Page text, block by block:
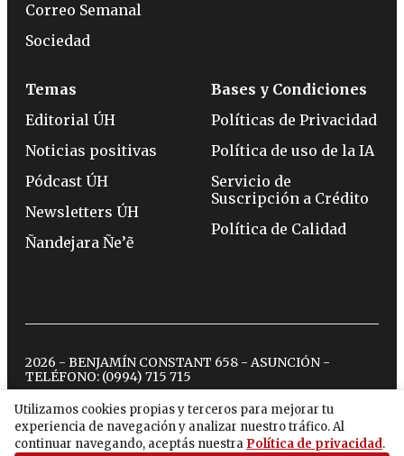
Utilizamos cookies propias y terceros para mejorar tu
experiencia de navegación y analizar nuestro tráfico. Al
continuar navegando, aceptás nuestra Política de privacidad.
Correo Semanal
Sociedad
Temas
Editorial ÚH
Noticias positivas
Pódcast ÚH
Newsletters ÚH
Ñandejara Ñe’ẽ
Bases y Condiciones
Políticas de Privacidad
Política de uso de la IA
Servicio de
Suscripción a Crédito
Política de Calidad
2026 - BENJAMÍN CONSTANT 658 - ASUNCIÓN -
TELÉFONO: (0994) 715 715
twitterinstagram
facebook
tiktokyoutubespotify